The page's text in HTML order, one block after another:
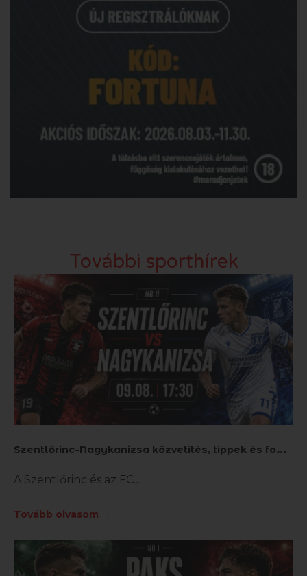
További sporthírek
S
zentlőrinc–Nagykanizsa közvetítés, tippek és fogadás
A Szentlőrinc és az FC
Tovább olvasom →